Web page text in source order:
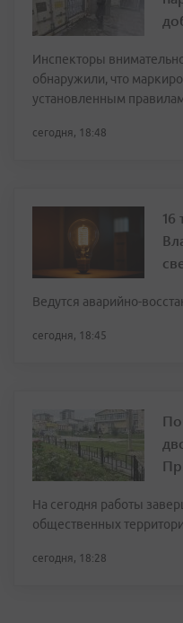
Инспекторы
обнаружили, что
установленным
сегодня, 18:48
16
Ведутся аварийно-
сегодня, 18:45
На сегодня работы
общественных
сегодня, 18:28